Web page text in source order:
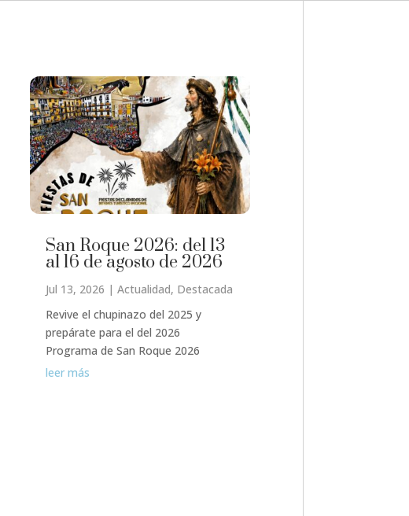
San Roque 2026: del 13
al 16 de agosto de 2026
Jul 13, 2026 | Actualidad, Destacada
Revive el chupinazo del 2025 y
prepárate para el del 2026
Programa de San Roque 2026
leer más